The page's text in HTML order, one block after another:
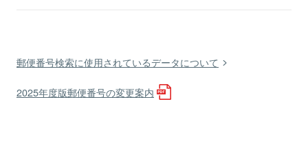
郵便番号検索に使用されているデータについて
2025年度版郵便番号の変更案内